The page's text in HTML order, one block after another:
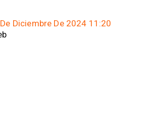
Diciembre De 2024 11:20